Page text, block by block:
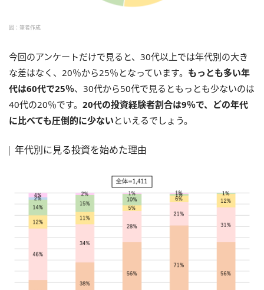
図：筆者作成
今回のアンケートだけで見ると、30代以上では年代別の大き
な差はなく、20％から25％となっています。 もっとも多い年
代は60代で25％、30代から50代で見るともっとも少ないのは
40代の20％です。 20代の投資経験者割合は9％で、どの年代
に比べても圧倒的に少ない といえるでしょう。
年代別に見る投資を始めた理由